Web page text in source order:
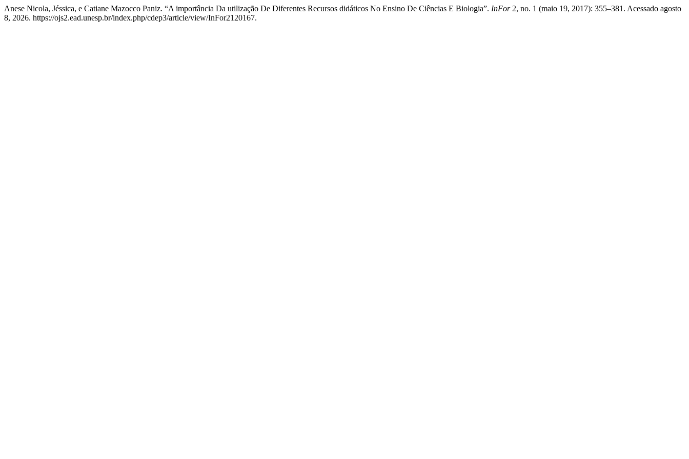
Anese Nicola, Jéssica, e Catiane Mazocco Paniz. “A importância Da utilização De Diferentes Recursos didáticos No Ensino De Ciências E Biologia”. InFor2, no. 1 (maio 19, 2017): 355–381. Acessado agosto
8, 2026. https://ojs2.ead.unesp.br/index.php/cdep3/article/view/InFor2120167.